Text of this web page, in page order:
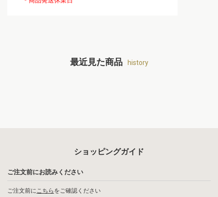
最近見た商品 history
ショッピングガイド
ご注文前にお読みください
ご注文前にこちら をご確認ください